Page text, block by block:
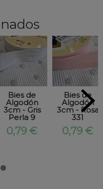
Bies de
Algodón
3cm - Gris
Perla 9
0,79 €
Bies de
Algodón
3cm - Rosa
331
0,79 €